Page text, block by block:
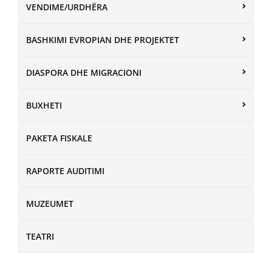
VENDIME/URDHËRA
BASHKIMI EVROPIAN DHE PROJEKTET
DIASPORA DHE MIGRACIONI
BUXHETI
PAKETA FISKALE
RAPORTE AUDITIMI
MUZEUMET
TEATRI